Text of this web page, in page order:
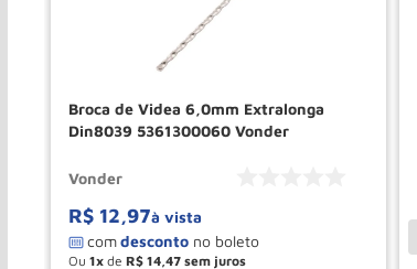
Broca de Videa 6,0mm Extralonga
Din8039 5361300060 Vonder
Vonder
R$ 12,97à vista
Ou 1 de R$ 14,47